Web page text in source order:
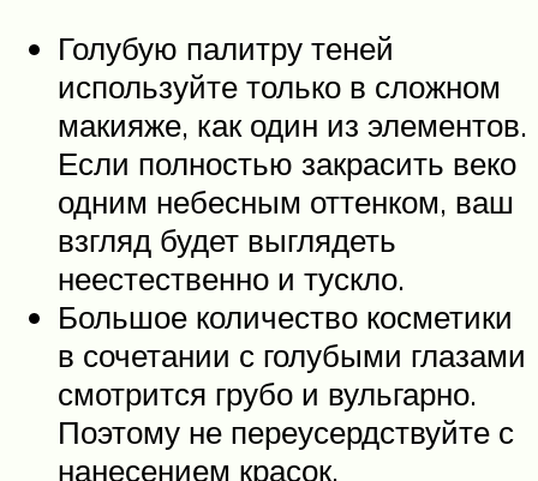
Голубую палитру теней
используйте только в сложном
макияже, как один из элементов.
Если полностью закрасить веко
одним небесным оттенком, ваш
взгляд будет выглядеть
неестественно и тускло.
Большое количество косметики
в сочетании с голубыми глазами
смотрится грубо и вульгарно.
Поэтому не переусердствуйте с
нанесением красок.